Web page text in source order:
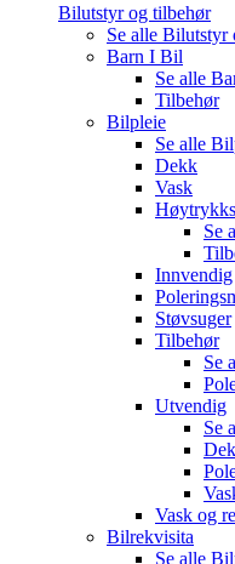
Bilutstyr og tilbehør
Se alle Bilutstyr
Barn I Bil
Se alle
Tilbehør
Bilpleie
Se alle
Dekk
Vask
Se
Innvendig
Støvsuger
Tilbehør
Se
Utvendig
Se
Vask og
Bilrekvisita
Se alle